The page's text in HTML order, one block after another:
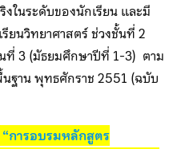
ในระดับของนักเรียน และมี
ยนวิทยาศาสตร์ ช่วงชั้นที่ 2
ที่ 3 (มัธยมศึกษาปีที่ 1-3) ตาม
ฐาน พุทธศักราช 2551 (ฉบับ
“การอบรมหลักสูตร